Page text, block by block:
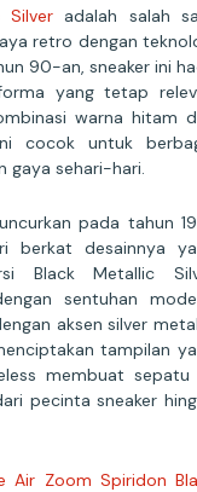
Silver adalah salah
retro dengan
90-an, sneaker ini
yang tetap
warna hitam
cocok untuk
gaya sehari-hari.
pada tahun
berkat desainnya
Black Metallic
sentuhan
aksen silver
tampilan
membuat sepatu
pecinta sneaker
Air Zoom Spiridon